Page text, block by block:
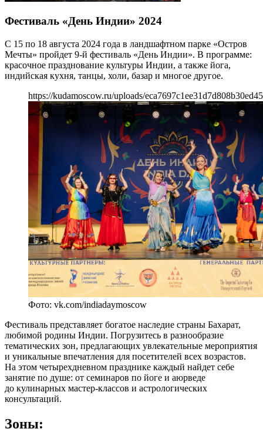
Фестиваль «День Индии» 2024
С 15 по 18 августа 2024 года в ландшафтном парке «Остров
Мечты» пройдет 9-й фестиваль «День Индии». В программе:
красочное празднование культуры Индии, а также йога,
индийская кухня, танцы, холи, базар и многое другое.
https://kudamoscow.ru/uploads/
Фото: vk.com/indiadaymoscow
Фестиваль представляет богатое наследие страны Бахарат,
любимой родины Индии. Погрузитесь в разнообразие
тематических зон, предлагающих увлекательные мероприятия
и уникальные впечатления для посетителей всех возрастов.
На этом четырехдневном празднике каждый найдет себе
занятие по душе: от семинаров по йоге и аюрведе
до кулинарных мастер-классов и астрологических
консультаций.
Зоны: